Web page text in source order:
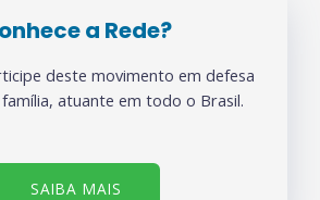
a Rede?
deste movimento em defesa
atuante em todo o Brasil.
SAIBA MAIS